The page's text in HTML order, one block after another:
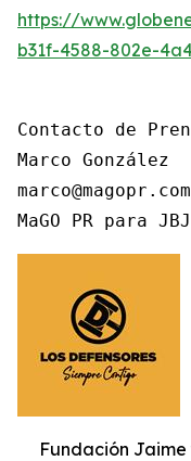
https://
b31f-4588-802e-
Contacto de
Marco González
marco@magopr.com
MaGO PR para
Fundación